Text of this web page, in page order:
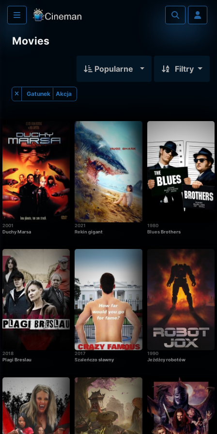
Movies
Filtry
Popularne
Gatunek Akcja
2001
Duchy Marsa
2021
Rekin gigant
1980
Blues Brothers
2018
Plagi Breslau
2017
Szaleńczo sławny
1990
Jeźdźcy robotów